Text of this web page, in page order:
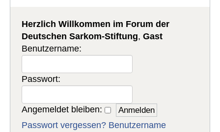
Herzlich Willkommen im Forum der
Deutschen Sarkom-Stiftung,Gast
Benutzername:
Passwort:
Angemeldet bleiben:
Passwort vergessen? Benutzername